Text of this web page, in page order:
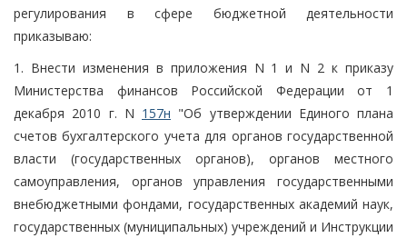
регулирования в сфере бюджетной деятельности
приказываю:
1. Внести изменения в приложения N 1 и N 2 к приказу
Министерства финансов Российской Федерации от 1
декабря 2010 г. N 157н "Об утверждении Единого плана
счетов бухгалтерского учета для органов государственной
власти (государственных органов), органов местного
самоуправления, органов управления государственными
внебюджетными фондами, государственных академий наук,
государственных (муниципальных) учреждений и Инструкции